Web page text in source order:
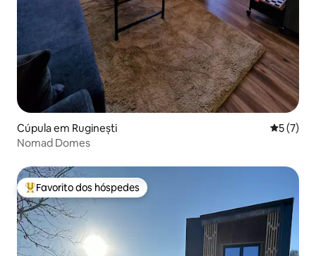
Cúpula em Ruginești
5 (7)
Nomad Domes
Favoritos dos hóspedes mais apreciados
Favorito dos hóspedes